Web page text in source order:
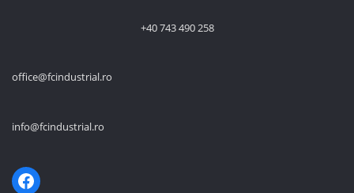
+40 743 490 258
office@fcindustrial.ro
info@fcindustrial.ro
Facebook